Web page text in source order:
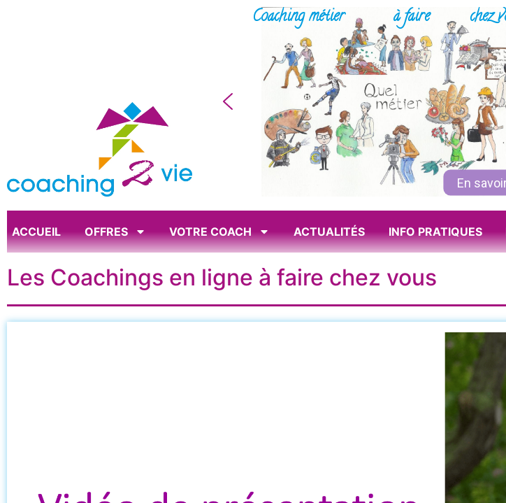
En
chez
à faire
Coaching métier
ACCUEIL OFFRES VOTRE COACH ACTUALITÉS INFO PRATIQUES
Les Coachings en ligne à faire chez vous